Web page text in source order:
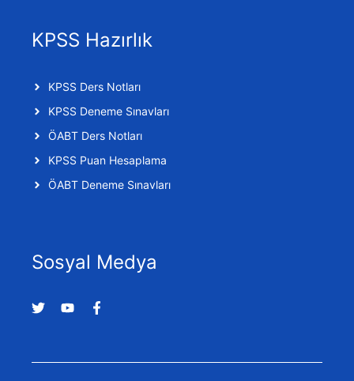
KPSS Hazırlık
KPSS Ders Notları
KPSS Deneme Sınavları
ÖABT Ders Notları
KPSS Puan Hesaplama
ÖABT Deneme Sınavları
Sosyal Medya